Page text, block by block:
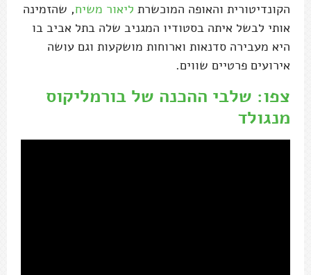
הקונדיטורית והאופה המוכשרת ליאור משיח, שהזמינה
אותי לבשל איתה בסטודיו המגניב שלה בתל אביב בו
היא מעבירה סדנאות וארוחות מושקעות וגם עושה
אירועים פרטיים שווים.
צפו: שלבי ההכנה של בורמליקוס
מנגולד